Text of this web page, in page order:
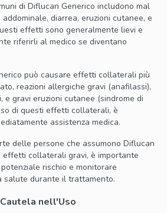
di Diflucan Generico includono mal
diarrea, eruzioni cutanee, e
effetti sono generalmente lievi e
riferirli al medico se diventano
può causare effetti collaterali più
reazioni allergiche gravi (anafilassi),
gravi eruzioni cutanee (sindrome di
di questi effetti collaterali, è
assistenza medica.
delle persone che assumono Diflucan
effetti collaterali gravi, è importante
rischio e monitorare
salute durante il trattamento.
nell'Uso